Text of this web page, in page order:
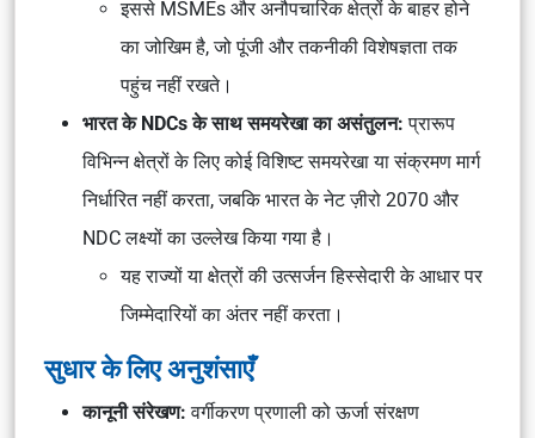
इससे MSMEs और अनौपचारिक क्षेत्रों के बाहर होने
का जोखिम है, जो पूंजी और तकनीकी विशेषज्ञता तक
पहुंच नहीं रखते।
भारत के NDCs के साथ समयरेखा का असंतुलन: प्रारूप
विभिन्न क्षेत्रों के लिए कोई विशिष्ट समयरेखा या संक्रमण मार्ग
निर्धारित नहीं करता, जबकि भारत के नेट ज़ीरो 2070 और
NDC लक्ष्यों का उल्लेख किया गया है।
यह राज्यों या क्षेत्रों की उत्सर्जन हिस्सेदारी के आधार पर
जिम्मेदारियों का अंतर नहीं करता।
सुधार के लिए अनुशंसाएँ
कानूनी संरेखण: वर्गीकरण प्रणाली को ऊर्जा संरक्षण